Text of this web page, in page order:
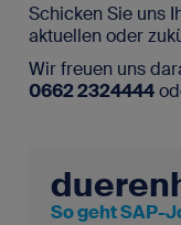
Schicken Sie uns
aktuellen oder
Wir freuen uns
0662 2324444
So geht SAP-